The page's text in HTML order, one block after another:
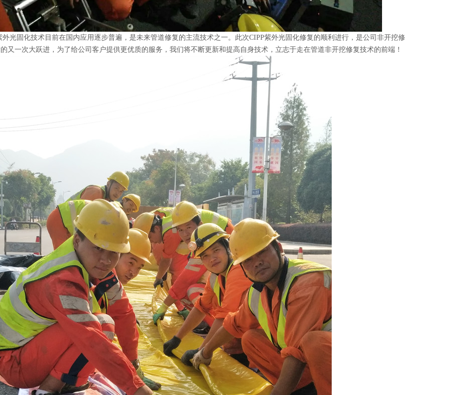
外光固化技术目前在国内应用逐步普遍，是未来管道修复的主流技术之一。此次CIPP紫外光固化修复的顺利进行，是公司非开挖修
又 一次大跃进，为了给公司客户提供更优质的服务，我们将不断更新和提高自身技术，立志于走在管道非开挖修复技术的前端 ！